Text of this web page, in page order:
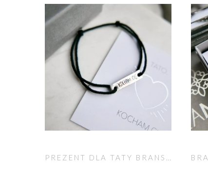
PREZENT DLA TATY BRANSOLETKA Z GRAWEREM